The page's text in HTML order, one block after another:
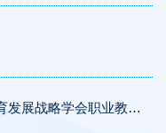
发展战略学会职业教育